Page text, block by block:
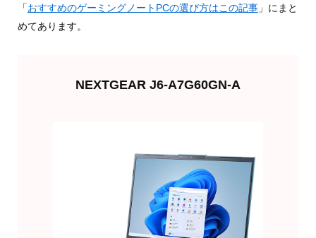
「おすすめのゲーミングノートPCの選び方はこの記事」にまと
めてあります。
NEXTGEAR J6-A7G60GN-A